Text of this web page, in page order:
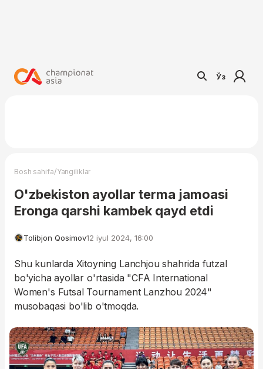
Ўз
Bosh sahifa/Yangiliklar
O'zbekiston ayollar terma jamoasi
Eronga qarshi kambek qayd etdi
Tolibjon Qosimov12 iyul 2024, 16:00
Shu kunlarda Xitoyning Lanchjou shahrida futzal
bo'yicha ayollar o'rtasida "CFA International
Women's Futsal Tournament Lanzhou 2024"
musobaqasi bo'lib o'tmoqda.